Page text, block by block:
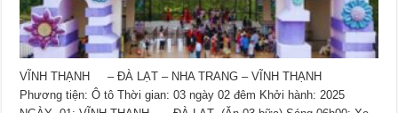
VĨNH THẠNH – ĐÀ LẠT – NHA TRANG – VĨNH THẠNH
Phương tiện: Ô tô Thời gian: 03 ngày 02 đêm Khởi hành: 2025